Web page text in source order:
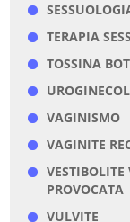
TERAPIA
TOSSINA
VAGINISMO
VAGINITE
PROVOCATA
VULVITE